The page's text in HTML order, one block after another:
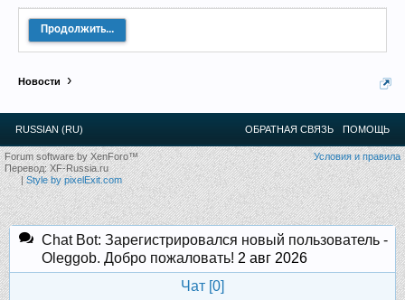
Продолжить...
Новости
RUSSIAN (RU) ОБРАТНАЯ СВЯЗЬ ПОМОЩЬ
Условия и правила
Forum software by XenForo™
Перевод:XF-Russia.ru
|Style by pixelExit.com
Chat Bot: Зарегистрировался новый пользователь -
Oleggob. Добро пожаловать! 2 авг 2026
Чат [0]